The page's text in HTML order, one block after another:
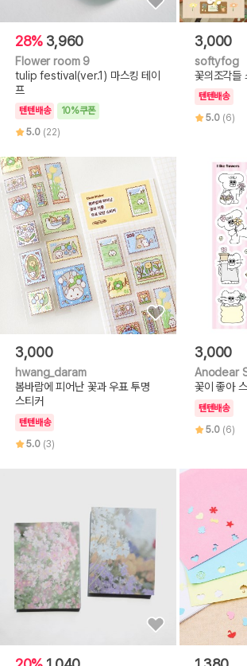
28% 3,960
Flower room 9
tulip festival(ver.1) 마스킹 테이
프
텐텐배송
10%쿠폰
5.0 (22)
3,000
softyfog
꽃의조각들
텐텐배송
5.0 (6)
3,000
hwang_daram
봄바람에 피어난 꽃과 우표 투명
스티커
텐텐배송
5.0 (3)
3,000
Anodear
꽃이 좋아
텐텐배송
5.0 (6)